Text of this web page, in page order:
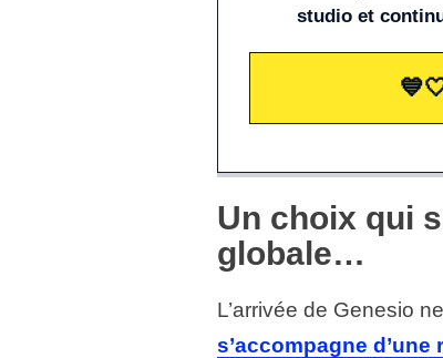
studio et
Un choix qui
globale…
L’arrivée de Genesio
s’accompagne